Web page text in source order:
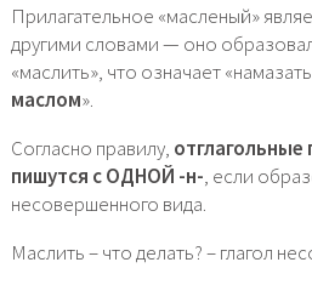
Прилагательное «масленый»
другими словами — оно
«маслить», что означает
маслом».
Согласно правилу, отглагольные
пишутся с ОДНОЙ -н-, если
несовершенного вида.
Маслить – что делать? – глагол